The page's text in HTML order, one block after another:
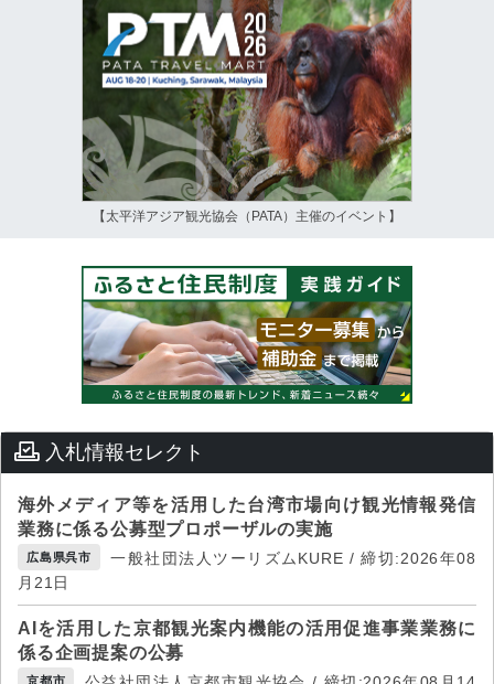
【太平洋アジア観光協会（PATA）主催のイベント】
入札情報セレクト
海外メディア等を活用した台湾市場向け観光情報発信
業務に係る公募型プロポーザルの実施
広島県呉市
一般社団法人ツーリズムKURE / 締切:2026年08
月21日
AIを活用した京都観光案内機能の活用促進事業業務に
係る企画提案の公募
京都市